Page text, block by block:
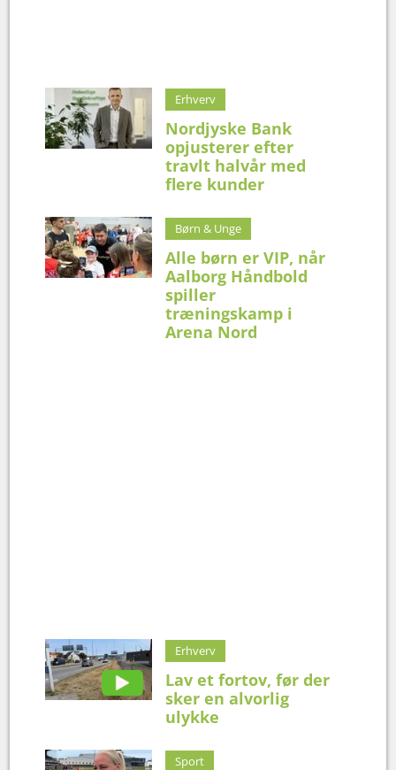
Erhverv
Nordjyske Bank
opjusterer efter
travlt halvår med
flere kunder
Børn & Unge
Alle børn er VIP, når
Aalborg Håndbold
spiller
træningskamp i
Arena Nord
Erhverv
Lav et fortov, før der
sker en alvorlig
ulykke
Sport